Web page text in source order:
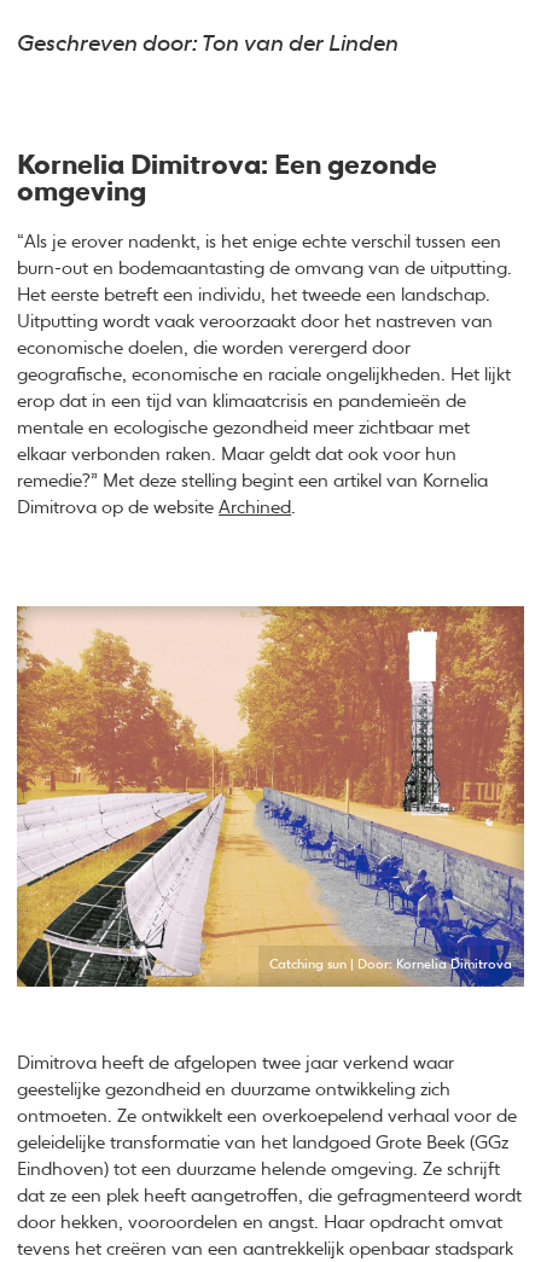
Geschreven door: Ton van der Linden
Kornelia Dimitrova: Een gezonde
omgeving
“Als je erover nadenkt, is het enige echte verschil tussen een
burn-out en bodemaantasting de omvang van de uitputting.
Het eerste betreft een individu, het tweede een landschap.
Uitputting wordt vaak veroorzaakt door het nastreven van
economische doelen, die worden verergerd door
geografische, economische en raciale ongelijkheden. Het lijkt
erop dat in een tijd van klimaatcrisis en pandemieën de
mentale en ecologische gezondheid meer zichtbaar met
elkaar verbonden raken. Maar geldt dat ook voor hun
remedie?” Met deze stelling begint een artikel van Kornelia
Dimitrova op de websiteArchined.
Catching sun | Door: Kornelia Dimitrova
Dimitrova heeft de afgelopen twee jaar verkend waar
geestelijke gezondheid en duurzame ontwikkeling zich
ontmoeten. Ze ontwikkelt een overkoepelend verhaal voor de
geleidelijke transformatie van het landgoed Grote Beek (GGz
Eindhoven) tot een duurzame helende omgeving. Ze schrijft
dat ze een plek heeft aangetroffen, die gefragmenteerd wordt
door hekken, vooroordelen en angst. Haar opdracht omvat
tevens het creëren van een aantrekkelijk openbaar stadspark